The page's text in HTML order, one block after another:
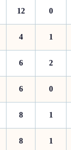
12 0
4 1
6 2
6 0
8 1
8 1